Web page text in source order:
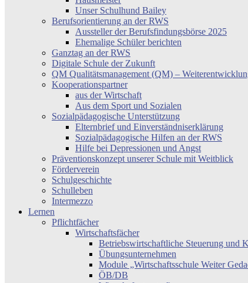
Unser Schulhund Bailey
Berufsorientierung an der RWS
Aussteller der Berufsfindungsbörse 2025
Ehemalige Schüler berichten
Ganztag an der RWS
Digitale Schule der Zukunft
QM Qualitätsmanagement (QM) –
Kooperationspartner
aus der Wirtschaft
Aus dem Sport und Sozialen
Sozialpädagogische Unterstützung
Elternbrief und Einverständniserklärung
Sozialpädagogische Hilfen an der RWS
Hilfe bei Depressionen und Angst
Präventionskonzept unserer Schule mit Weitblick
Förderverein
Schulgeschichte
Schulleben
Intermezzo
Lernen
Pflichtfächer
Wirtschaftsfächer
Betriebswirtschaftliche Steuerung und
Übungsunternehmen
Module „Wirtschaftsschule Weiter
ÖB/DB